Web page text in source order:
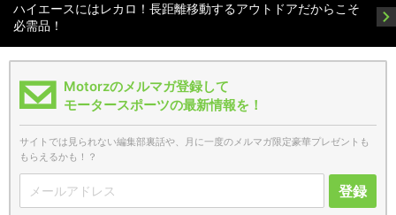
ハイエースにはレカロ！長距離移動するアウトドアだからこそ
必需品！
Motorzのメルマガ登録して
モータースポーツの最新情報を！
サイトでは見られない編集部裏話や、月に一度のメルマガ限定豪華プレゼントも
もらえるかも！？
登録